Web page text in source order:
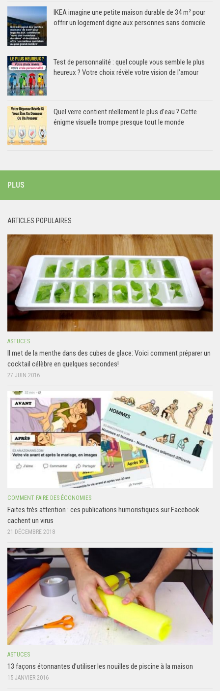
IKEA imagine une petite maison durable de 34 m² pour
offrir un logement digne aux personnes sans domicile
Test de personnalité : quel couple vous semble le plus
heureux ? Votre choix révèle votre vision de l’amour
Quel verre contient réellement le plus d’eau ? Cette
énigme visuelle trompe presque tout le monde
PLUS
ARTICLES POPULAIRES
ASTUCES
Il met de la menthe dans des cubes de glace: Voici comment préparer un
cocktail célèbre en quelques secondes!
27 JUIN 2016
COMMENT FAIRE DES ÉCONOMIES
Faites très attention : ces publications humoristiques sur Facebook
cachent un virus
21 DÉCEMBRE 2018
ASTUCES
13 façons étonnantes d’utiliser les nouilles de piscine à la maison
15 JANVIER 2016